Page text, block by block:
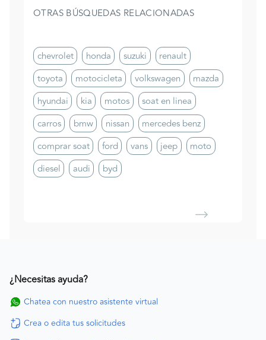
OTRAS BÚSQUEDAS RELACIONADAS
chevrolet honda suzuki
renault
toyota
motocicleta volkswagen
mazda
hyundai
kia motos
soat en linea
carros
bmw nissan
mercedes benz
comprar soat
ford vans jeep
moto
diesel
audi byd
¿Necesitas ayuda?
Chatea con nuestro asistente virtual
Crea o edita tus solicitudes